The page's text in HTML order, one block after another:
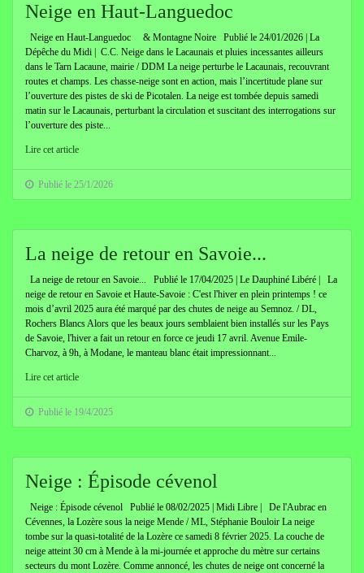
Neige en Haut-Languedoc
Neige en Haut-Languedoc & Montagne Noire Publié le 24/01/2026 | La
Dépêche du Midi | C.C. Neige dans le Lacaunais et pluies incessantes ailleurs
dans le Tarn Lacaune, mairie / DDM La neige perturbe le Lacaunais, recouvrant
routes et champs. Les chasse-neige sont en action, mais l’incertitude plane sur
l’ouverture des pistes de ski de Picotalen. La neige est tombée depuis samedi
matin sur le Lacaunais, perturbant la circulation et suscitant des interrogations sur
l’ouverture des piste...
Lire cet article
Publié le 25/1/2026
La neige de retour en Savoie...
La neige de retour en Savoie... Publié le 17/04/2025 | Le Dauphiné Libéré | La
neige de retour en Savoie et Haute-Savoie : C'est l'hiver en plein printemps ! ce
mois d’avril 2025 aura été marqué par des chutes de neige au Semnoz. / DL,
Rochers Blancs Alors que les beaux jours semblaient bien installés sur les Pays
de Savoie, l'hiver a fait un retour en force ce jeudi 17 avril. Avenue Emile-
Charvoz, à 9h, à Modane, le manteau blanc était impressionnant...
Lire cet article
Publié le 19/4/2025
Neige : Épisode cévenol
Neige : Épisode cévenol Publié le 08/02/2025 | Midi Libre | De l'Aubrac en
Cévennes, la Lozère sous la neige Mende / ML, Stéphanie Bouloir La neige
tombe sur la quasi-totalité de la Lozère ce samedi 8 février 2025. La couche de
neige atteint 30 cm à Mende à la mi-journée et approche du mètre sur certains
secteurs du mont Lozère. Comme annoncé, les chutes de neige ont concerné la